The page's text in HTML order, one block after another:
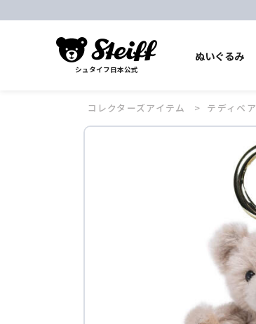
シュタイフ日本公式
ぬいぐるみ
コレクターズアイテム テディベア